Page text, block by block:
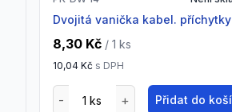
dvojitá vanička kabel. příchytky
8,30 Kč / 1 ks
10,04 Kč s DPH
Přidat do